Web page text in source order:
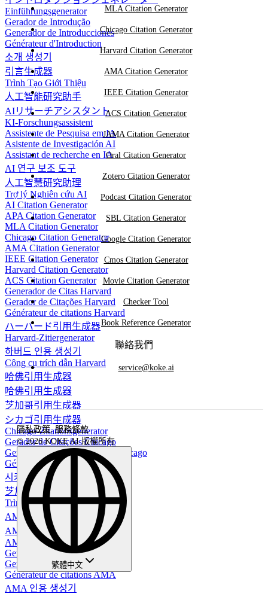
Einführungsgenerator
Gerador de Introdução
Generador de Introducciones
Générateur d'Introduction
소개 생성기
引言生成器
Trình Tạo Giới Thiệu
人工智能研究助手
AIリサーチアシスタント
KI-Forschungsassistent
Assistente de Pesquisa em IA
Asistente de Investigación AI
Assistant de recherche en IA
AI 연구 보조 도구
人工智慧研究助理
Trợ lý Nghiên cứu AI
AI Citation Generator
APA Citation Generator
MLA Citation Generator
Chicago Citation Generator
AMA Citation Generator
IEEE Citation Generator
Harvard Citation Generator
ACS Citation Generator
Generador de Citas Harvard
Gerador de Citações Harvard
Générateur de citations Harvard
ハーバード引用生成器
Harvard-Zitiergenerator
하버드 인용 생성기
Công cụ trích dẫn Harvard
哈佛引用生成器
哈佛引用生成器
芝加哥引用生成器
シカゴ引用生成器
Chicago-Zitationsgenerator
Gerador de Citações Chicago
Generador de Citas en Estilo Chicago
Générateur de citations Chicago
시카고 인용 생성기
芝加哥引用生成器
Trình tạo trích dẫn Chicago
AMA 引用生成器
AMA引用生成器
AMA Zitationsgenerator
Gerador de Citações AMA
Generador de Citaciones AMA
Générateur de citations AMA
AMA 인용 생성기
MLA Citation Generator
Chicago Citation Generator
Harvard Citation Generator
AMA Citation Generator
IEEE Citation Generator
ACS Citation Generator
JAMA Citation Generator
Oral Citation Generator
Zotero Citation Generator
Podcast Citation Generator
SBL Citation Generator
Google Citation Generator
Cmos Citation Generator
Movie Citation Generator
Checker Tool
Book Reference Generator
聯絡我們
service@koke.ai
隱私政策,服務條款
© 2026 KOKE AI 版權所有
繁體中文